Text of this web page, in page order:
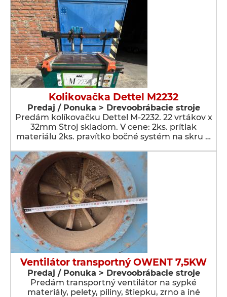
Kolikovačka Dettel M2232
Predaj / Ponuka > Drevoobrábacie stroje
Predám kolíkovačku Dettel M-2232. 22 vrtákov x
32mm Stroj skladom. V cene: 2ks. prítlak
materiálu 2ks. pravítko bočné systém na skru …
Ventilátor transportný OWENT 7,5KW
Predaj / Ponuka > Drevoobrábacie stroje
Predám transportný ventilátor na sypké
materiály, pelety, piliny, štiepku, zrno a iné